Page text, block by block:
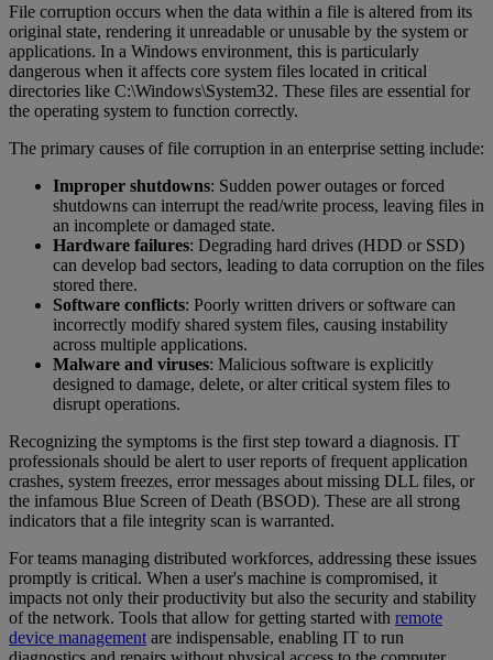
File corruption occurs when the data within a file is altered from its
original state, rendering it unreadable or unusable by the system or
applications. In a Windows environment, this is particularly
dangerous when it affects core system files located in critical
directories like C:\Windows\System32. These files are essential for
the operating system to function correctly.
The primary causes of file corruption in an enterprise setting include:
Improper shutdowns: Sudden power outages or forced
shutdowns can interrupt the read/write process, leaving files in
an incomplete or damaged state.
Hardware failures: Degrading hard drives (HDD or SSD)
can develop bad sectors, leading to data corruption on the files
stored there.
Software conflicts: Poorly written drivers or software can
incorrectly modify shared system files, causing instability
across multiple applications.
Malware and viruses: Malicious software is explicitly
designed to damage, delete, or alter critical system files to
disrupt operations.
Recognizing the symptoms is the first step toward a diagnosis. IT
professionals should be alert to user reports of frequent application
crashes, system freezes, error messages about missing DLL files, or
the infamous Blue Screen of Death (BSOD). These are all strong
indicators that a file integrity scan is warranted.
For teams managing distributed workforces, addressing these issues
promptly is critical. When a user's machine is compromised, it
impacts not only their productivity but also the security and stability
of the network. Tools that allow for getting started with remote
device management are indispensable, enabling IT to run